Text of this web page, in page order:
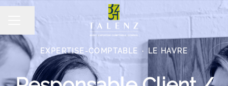
MENU CARRIÈRE
Partager la page
EXPERTISE-COMPTABLE · LE HAVRE